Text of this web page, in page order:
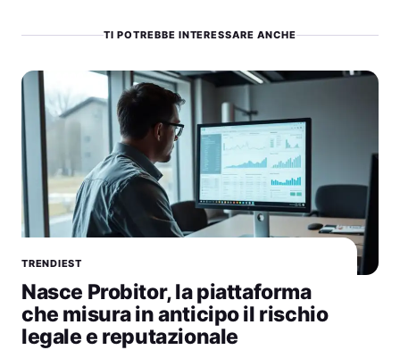
TI POTREBBE INTERESSARE ANCHE
TRENDIEST
Nasce Probitor, la piattaforma
che misura in anticipo il rischio
legale e reputazionale